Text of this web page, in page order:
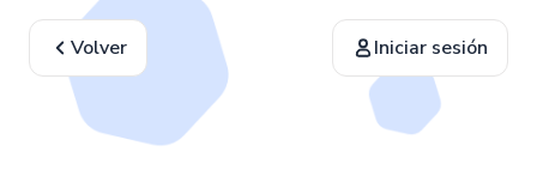
Volver Iniciar sesión